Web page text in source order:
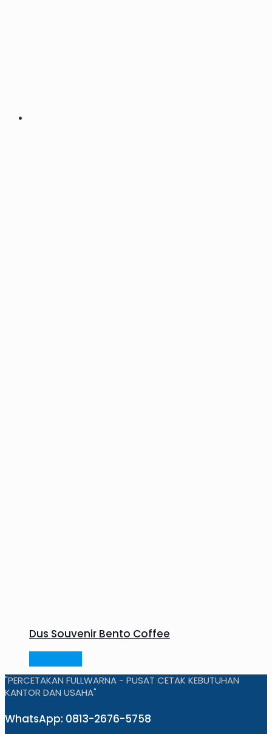
Dus Souvenir Bento Coffee
"PERCETAKAN FULLWARNA - PUSAT CETAK KEBUTUHAN
KANTOR DAN USAHA"
WhatsApp: 0813-2676-5758